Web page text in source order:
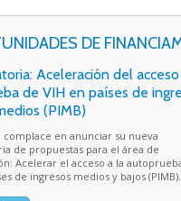
DE
Aceleración del
de VIH en países de
(PIMB)
complace en anunciar su nueva
de propuestas para el área de
Acelerar el acceso a la
de ingresos medios y bajos (PIMB).